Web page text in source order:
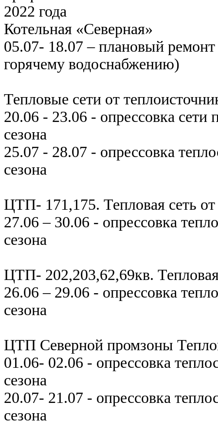
2022 года
Котельная «Северная»
05.07- 18.07 – плановый
горячему водоснабжению)
Тепловые сети от
20.06 - 23.06 - опрессовка сети
сезона
25.07 - 28.07 - опрессовка
сезона
ЦТП- 171,175. Тепловая сеть
27.06 – 30.06 - опрессовка
сезона
ЦТП- 202,203,62,69кв.
26.06 – 29.06 - опрессовка
сезона
ЦТП Северной промзоны
01.06- 02.06 - опрессовка
сезона
20.07- 21.07 - опрессовка
сезона